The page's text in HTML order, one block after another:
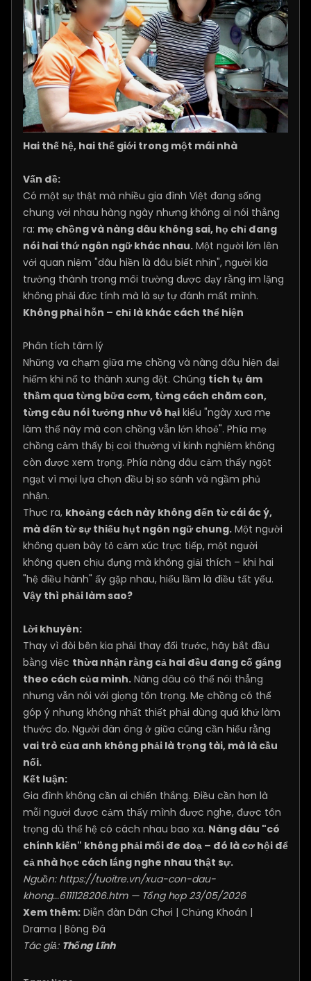
Hai thế hệ, hai thế giới trong một mái nhà
Vấn đề:
Có một sự thật mà nhiều gia đình Việt đang sống
chung với nhau hàng ngày nhưng không ai nói thẳng
ra: mẹ chồng và nàng dâu không sai, họ chỉ đang
nói hai thứ ngôn ngữ khác nhau. Một người lớn lên
với quan niệm "dâu hiền là dâu biết nhịn", người kia
trưởng thành trong môi trường được dạy rằng im lặng
không phải đức tính mà là sự tự đánh mất mình.
Không phải hỗn – chỉ là khác cách thể hiện
Phân tích tâm lý
Những va chạm giữa mẹ chồng và nàng dâu hiện đại
hiếm khi nổ to thành xung đột. Chúng tích tụ âm
thầm qua từng bữa cơm, từng cách chăm con,
từng câu nói tưởng như vô hại kiểu "ngày xưa mẹ
làm thế này mà con chồng vẫn lớn khoẻ". Phía mẹ
chồng cảm thấy bị coi thường vì kinh nghiệm không
còn được xem trọng. Phía nàng dâu cảm thấy ngột
ngạt vì mọi lựa chọn đều bị so sánh và ngầm phủ
nhận.
Thực ra, khoảng cách này không đến từ cái ác ý,
mà đến từ sự thiếu hụt ngôn ngữ chung. Một người
không quen bày tỏ cảm xúc trực tiếp, một người
không quen chịu đựng mà không giải thích – khi hai
"hệ điều hành" ấy gặp nhau, hiểu lầm là điều tất yếu.
Vậy thì phải làm sao?
Lời khuyên:
Thay vì đòi bên kia phải thay đổi trước, hãy bắt đầu
bằng việc thừa nhận rằng cả hai đều đang cố gắng
theo cách của mình. Nàng dâu có thể nói thẳng
nhưng vẫn nói với giọng tôn trọng. Mẹ chồng có thể
góp ý nhưng không nhất thiết phải dùng quá khứ làm
thước đo. Người đàn ông ở giữa cũng cần hiểu rằng
vai trò của anh không phải là trọng tài, mà là cầu
nối.
Kết luận:
Gia đình không cần ai chiến thắng. Điều cần hơn là
mỗi người được cảm thấy mình được nghe, được tôn
trọng dù thế hệ có cách nhau bao xa. Nàng dâu "có
chính kiến" không phải mối đe doạ – đó là cơ hội để
cả nhà học cách lắng nghe nhau thật sự.
Nguồn: https://tuoitre.vn/xua-con-dau-
khong...6111128206.htm— Tổng hợp 23/05/2026
Xem thêm: Diễn đàn Dân Chơi | Chứng Khoán |
Drama | Bóng Đá
Tác giả: Thống Lĩnh